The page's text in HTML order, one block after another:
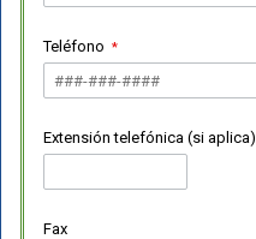
Teléfono
Extensión telefónica (si aplica)
Fax